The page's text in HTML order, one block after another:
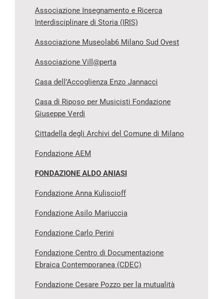
Associazione Insegnamento e Ricerca
Interdisciplinare di Storia (IRIS)
Associazione Museolab6 Milano Sud Ovest
Associazione Vill@perta
Casa dell’Accoglienza Enzo Jannacci
Casa di Riposo per Musicisti Fondazione
Giuseppe Verdi
Cittadella degli Archivi del Comune di Milano
Fondazione AEM
FONDAZIONE ALDO ANIASI
Fondazione Anna Kuliscioff
Fondazione Asilo Mariuccia
Fondazione Carlo Perini
Fondazione Centro di Documentazione
Ebraica Contemporanea (CDEC)
Fondazione Cesare Pozzo per la mutualità